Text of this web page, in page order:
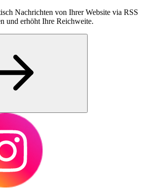
Nachrichten von Ihrer Website via RSS
und erhöht Ihre Reichweite.